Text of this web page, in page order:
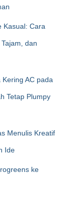
Kasual: Cara
dan
AC pada
Tetap Plumpy
Menulis Kreatif
Ide
ke